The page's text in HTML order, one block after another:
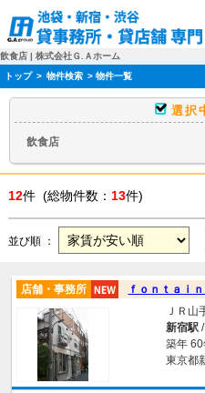
飲食店 | 株式会社Ｇ.Ａホーム
トップ > 物件検索 > 物件一覧
選択
飲食店
12件 (総物件数： 13件)
並び順 ：
店舗・事務所
ｆｏｎｔａｉ
ＪＲ山
新宿駅/
築年
東京都